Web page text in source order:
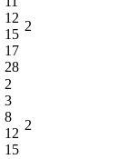
12
15
17
28
2
2
3
8
12
15
2